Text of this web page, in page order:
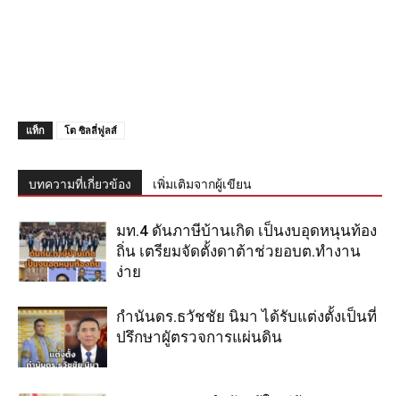
แท็ก โต ซิลลี่ฟูลส์
บทความที่เกี่ยวข้อง เพิ่มเติมจากผู้เขียน
มท.4 ดันภาษีบ้านเกิด เป็นงบอุดหนุนท้อง
ถิ่น เตรียมจัดตั้งดาต้าช่วยอบต.ทำงาน
ง่าย
กำนันดร.ธวัชชัย นิมา ได้รับแต่งตั้งเป็นที่
ปรึกษาผูัตรวจการแผ่นดิน